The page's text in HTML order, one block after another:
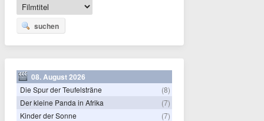
suchen
08. August 2026
Die Spur der Teufelsträne
(8)
Der kleine Panda in Afrika
(7)
Kinder der Sonne
(7)